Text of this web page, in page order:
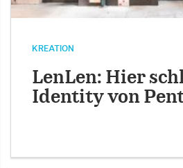
KREATION
LenLen: Hier
Identity von